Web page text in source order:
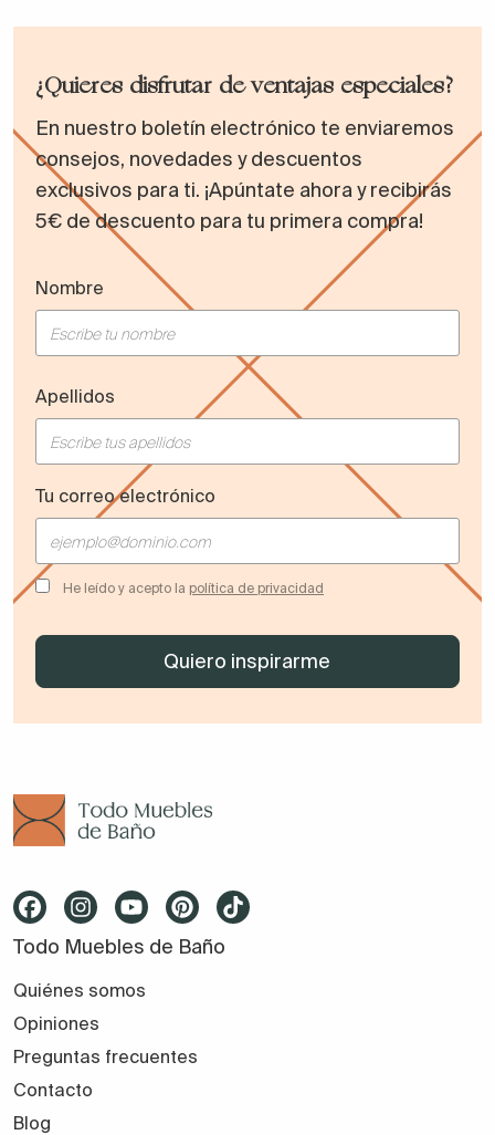
¿Quieres disfrutar de ventajas especiales?
En nuestro boletín electrónico te enviaremos
consejos, novedades y descuentos
exclusivos para ti. ¡Apúntate ahora y recibirás
5€ de descuento para tu primera compra!
Nombre
Apellidos
Tu correo electrónico
He leído y acepto la política de privacidad
Todo Muebles de Baño
Quiénes somos
Opiniones
Preguntas frecuentes
Contacto
Blog